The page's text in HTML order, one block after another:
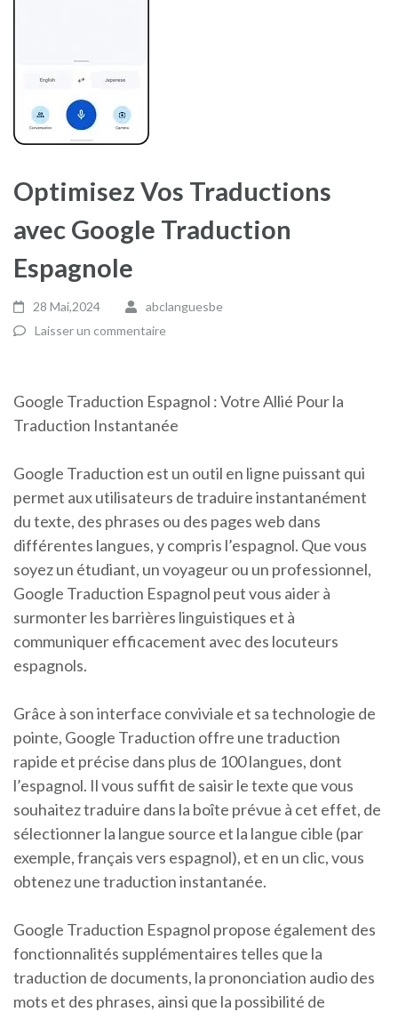
Optimisez Vos Traductions
avec Google Traduction
Espagnole
28 Mai,2024
abclanguesbe
Laisser un commentaire
Google Traduction Espagnol : Votre Allié Pour la
Traduction Instantanée
Google Traduction est un outil en ligne puissant qui
permet aux utilisateurs de traduire instantanément
du texte, des phrases ou des pages web dans
différentes langues, y compris l’espagnol. Que vous
soyez un étudiant, un voyageur ou un professionnel,
Google Traduction Espagnol peut vous aider à
surmonter les barrières linguistiques et à
communiquer efficacement avec des locuteurs
espagnols.
Grâce à son interface conviviale et sa technologie de
pointe, Google Traduction offre une traduction
rapide et précise dans plus de 100 langues, dont
l’espagnol. Il vous suffit de saisir le texte que vous
souhaitez traduire dans la boîte prévue à cet effet, de
sélectionner la langue source et la langue cible (par
exemple, français vers espagnol), et en un clic, vous
obtenez une traduction instantanée.
Google Traduction Espagnol propose également des
fonctionnalités supplémentaires telles que la
traduction de documents, la prononciation audio des
mots et des phrases, ainsi que la possibilité de